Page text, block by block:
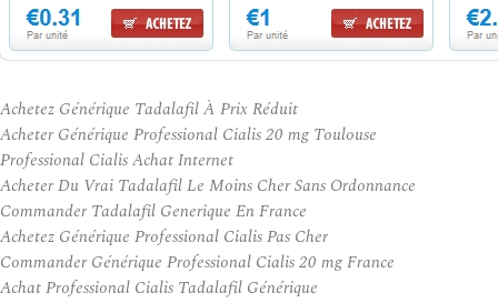
Achetez Générique Tadalafil À Prix Réduit
Acheter Générique Professional Cialis 20 mg Toulouse
Professional Cialis Achat Internet
Acheter Du Vrai Tadalafil Le Moins Cher Sans Ordonnance
Commander Tadalafil Generique En France
Achetez Générique Professional Cialis Pas Cher
Commander Générique Professional Cialis 20 mg France
Achat Professional Cialis Tadalafil Générique